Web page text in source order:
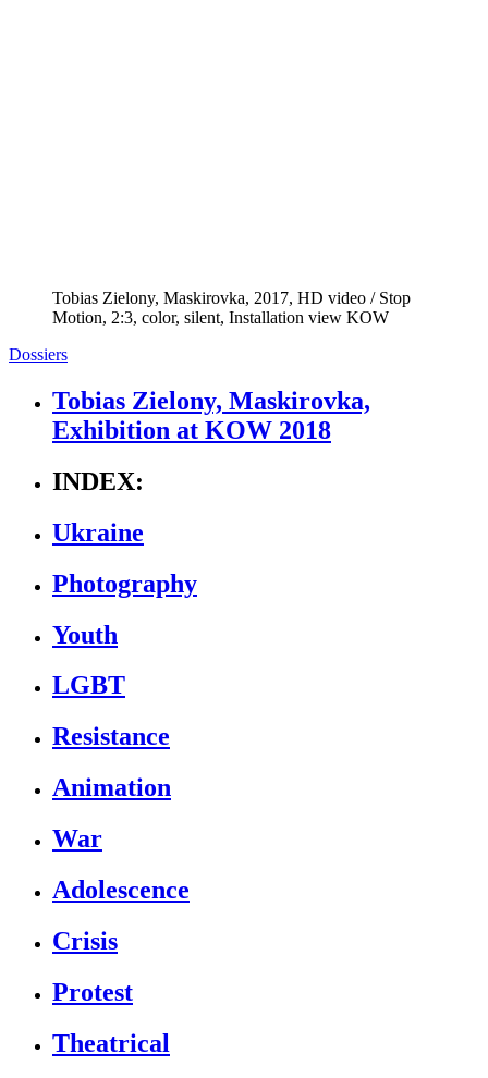
Tobias Zielony, Maskirovka, 2017, HD video / Stop
Motion, 2:3, color, silent, Installation view KOW
Dossiers
Tobias Zielony, Maskirovka,
Exhibition at KOW 2018
INDEX:
Ukraine
Photography
Youth
LGBT
Resistance
Animation
War
Adolescence
Crisis
Protest
Theatrical